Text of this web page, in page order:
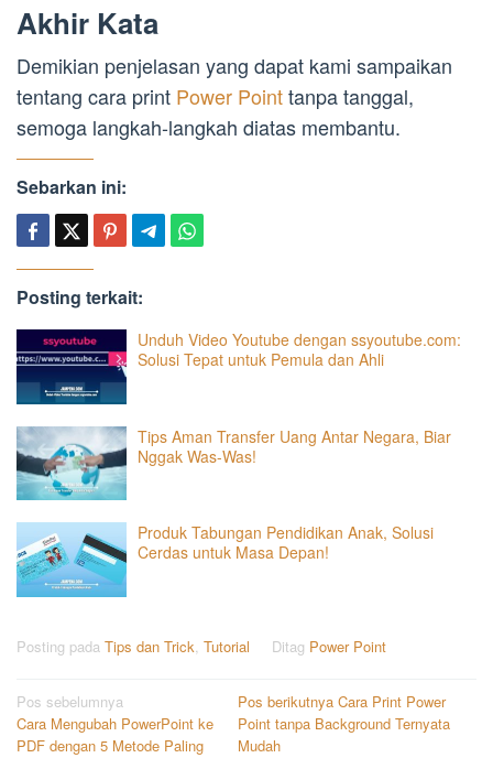
Akhir Kata
Demikian penjelasan yang dapat kami sampaikan
tentang cara print Power Pointtanpa tanggal,
semoga langkah-langkah diatas membantu.
Sebarkan ini:
Posting terkait:
Unduh Video Youtube dengan ssyoutube.com:
Solusi Tepat untuk Pemula dan Ahli
Tips Aman Transfer Uang Antar Negara, Biar
Nggak Was-Was!
Produk Tabungan Pendidikan Anak, Solusi
Cerdas untuk Masa Depan!
Posting pada Tips dan Trick Tutorial Ditag Power Point
Navigasi
pos
Pos sebelumnya
Cara Mengubah PowerPoint ke
PDF dengan 5 Metode Paling
Pos berikutnyaCara Print Power
Point tanpa Background Ternyata
Mudah